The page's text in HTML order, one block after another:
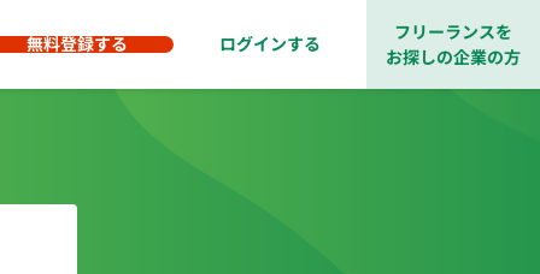
無料登録する ログインする
フリーランスを
お探しの企業の方